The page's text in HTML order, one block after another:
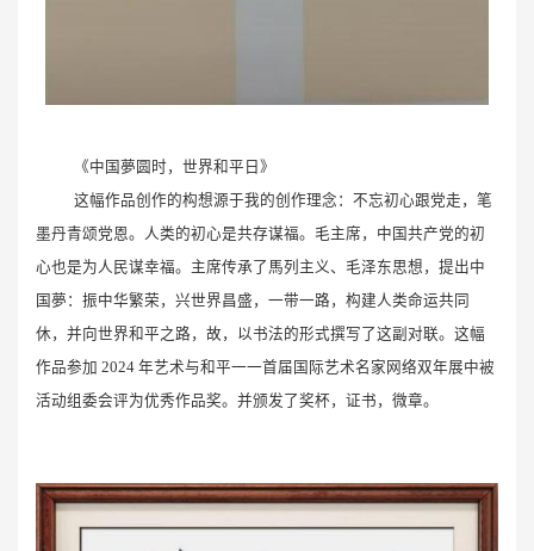
《中国夢圆时，世界和平日》
这幅作品创作的构想源于我的创作理念：不忘初心跟党走，笔
墨丹青颂党恩。人类的初心是共存谋福。毛主席，中国共产党的初
心也是为人民谋幸福。主席传承了馬列主义、毛泽东思想，提出中
国夢：振中华繁荣，兴世界昌盛，一带一路，构建人类命运共同
休，并向世界和平之路，故，以书法的形式撰写了这副对联。这幅
作品参加 2024 年艺术与和平一一首届国际艺术名家网络双年展中被
活动组委会评为优秀作品奖。并颁发了奖杯，证书，微章。